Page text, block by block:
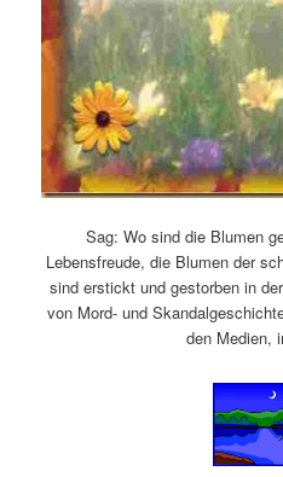
Sag: Wo sind die Blumen
Lebensfreude, die Blumen der
sind erstickt und gestorben in
von Mord- und
den Medien,